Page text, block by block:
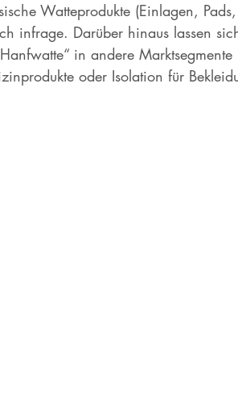
Watteprodukte (Einlagen,
infrage. Darüber hinaus lassen
in andere
oder Isolation für